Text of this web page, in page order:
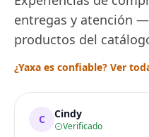
entregas y atención
productos del
¿Yaxa es confiable? Ver
C Cindy
Verificado